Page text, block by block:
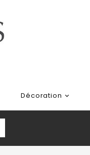

Décoration